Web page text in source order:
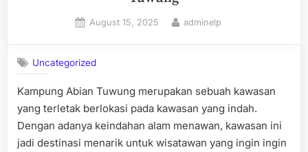
Tengah
Suara
Posted
August 15, 2025 By
adminelp
Uncategorized
Kampung Abian Tuwung merupakan sebuah kawasan
yang terletak berlokasi pada kawasan yang indah.
Dengan adanya keindahan alam menawan, kawasan ini
jadi destinasi menarik untuk wisatawan yang ingin ingin